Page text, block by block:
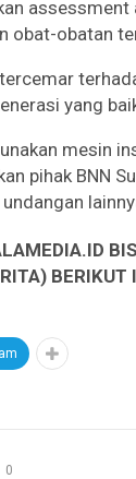
obat-obatan
yang
mesin
pihak BNN
BERIKUT
0